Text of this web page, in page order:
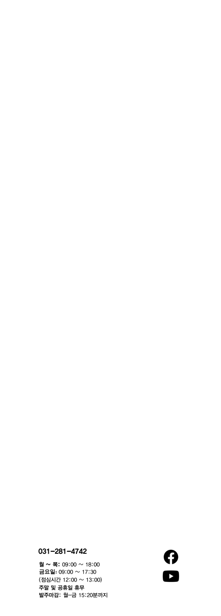
031-281-4742
월 ~ 목: 09:00 ~ 18:00
​금요일: 09:00 ~ 17:30
(점심시간 12:00 ~ 13:00)​
주말 및 공휴일 휴무
발주마감: 월-금 15:20분까지